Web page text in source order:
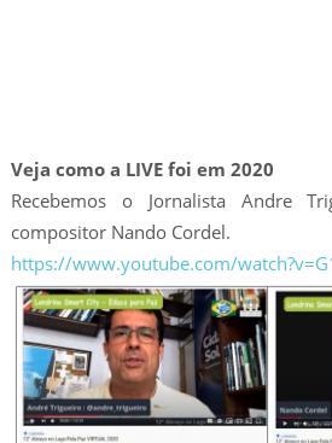
Veja como a LIVE foi em 2020
Recebemos o Jornalista Andre
compositor Nando Cordel.
https://www.youtube.com/